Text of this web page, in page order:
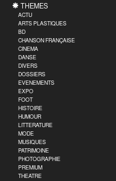
THEMES
ACTU
ARTS PLASTIQUES
BD
CHANSON FRANÇAISE
CINEMA
DANSE
DIVERS
DOSSIERS
EVENEMENTS
EXPO
FOOT
HISTOIRE
HUMOUR
LITTERATURE
MODE
MUSIQUES
PATRIMOINE
PHOTOGRAPHIE
PREMIUM
THEATRE